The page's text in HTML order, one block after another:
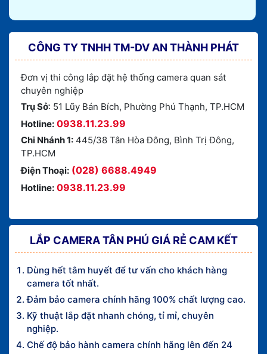
CÔNG TY TNHH TM-DV AN THÀNH PHÁT
Đơn vị thi công lắp đặt hệ thống camera quan sát
chuyên nghiệp
Trụ Sở: 51 Lũy Bán Bích, Phường Phú Thạnh, TP.HCM
Hotline: 0938.11.23.99
Chi Nhánh 1: 445/38 Tân Hòa Đông, Bình Trị Đông,
TP.HCM
Điện Thoại: (028) 6688.4949
Hotline: 0938.11.23.99
LẮP CAMERA TÂN PHÚ GIÁ RẺ CAM KẾT
Dùng hết tâm huyết để tư vấn cho khách hàng
camera tốt nhất.
Đảm bảo camera chính hãng 100% chất lượng cao.
Kỹ thuật lắp đặt nhanh chóng, tỉ mỉ, chuyên
nghiệp.
Chế độ bảo hành camera chính hãng lên đến 24